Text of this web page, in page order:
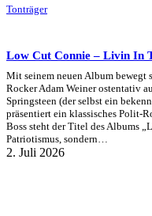
Tonträger
Low Cut Connie – Livin In
Mit seinem neuen Album bewegt
Rocker Adam Weiner ostentativ
Springsteen (der selbst ein
präsentiert ein klassisches Polit-
Boss steht der Titel des Albums
Patriotismus, sondern…
2. Juli 2026